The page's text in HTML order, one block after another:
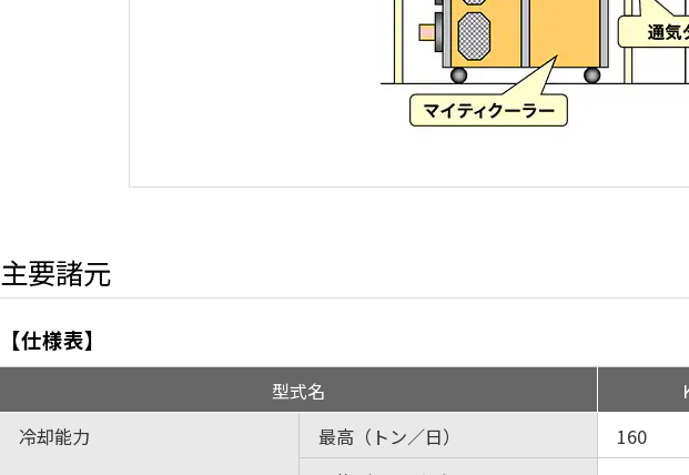
主要諸元
【仕様表】
型式名
冷却能力
最高（トン／日） 160